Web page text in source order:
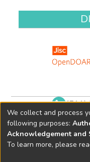
(511)
We collect and process
following purposes:
Acknowledgement and
To learn more, please